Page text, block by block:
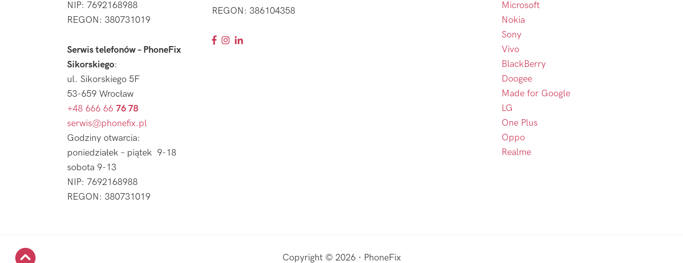
NIP: 7692168988
REGON: 380731019
Serwis telefonów – PhoneFix
Sikorskiego:
ul. Sikorskiego 5F
53-659 Wrocław
+48 666 66 76 78
serwis@phonefix.pl
Godziny otwarcia:
poniedziałek – piątek 9-18
sobota 9-13
NIP: 7692168988
REGON: 380731019
REGON: 386104358
Microsoft
Nokia
Sony
Vivo
BlackBerry
Doogee
Made for Google
LG
One Plus
Oppo
Realme
Copyright © 2026 · PhoneFix